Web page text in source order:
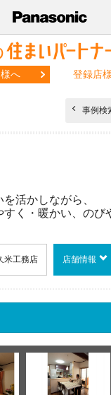
へ 登録店
事例検
活かしながら、
すく・暖かい、のび
米工務店 店舗情報